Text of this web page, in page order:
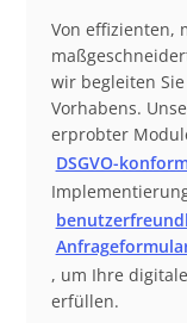
Von effizienten,
wir begleiten
Vorhabens.
erprobter
DSGVO-
, um Ihre
erfüllen.